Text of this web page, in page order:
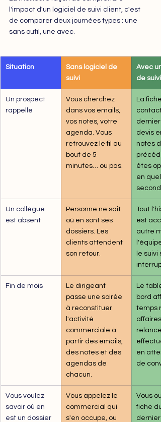
l'impact d'un logiciel de suivi client, c'est
de comparer deux journées types : une
sans outil, une avec.
Situation
Sans logiciel de
suivi
Avec
de suivi
Un prospect
rappelle
Vous cherchez
dans vos emails,
vos notes, votre
agenda. Vous
retrouvez le fil au
bout de 5
minutes… ou pas.
La
devis
notes
êtes
en
Un collègue
est absent
Personne ne sait
où en sont ses
dossiers. Les
clients attendent
son retour.
Tout
est
autre
le suivi
Fin de mois
Le dirigeant
passe une soirée
à reconstituer
l'activité
commerciale à
partir des emails,
des notes et des
agendas de
chacun.
Le
bord
temps
en
de
Vous voulez
savoir où en
est un dossier
Vous appelez le
commercial qui
s'en occupe, ou
Vous
fiche
dernier